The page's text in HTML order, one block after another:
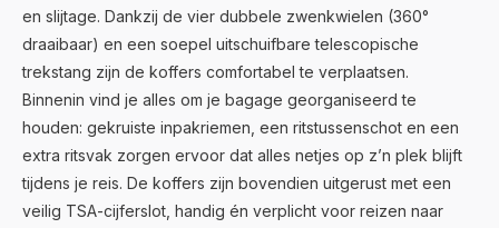
en slijtage. Dankzij de vier dubbele zwenkwielen (360°
draaibaar) en een soepel uitschuifbare telescopische
trekstang zijn de koffers comfortabel te verplaatsen.
Binnenin vind je alles om je bagage georganiseerd te
houden: gekruiste inpakriemen, een ritstussenschot en een
extra ritsvak zorgen ervoor dat alles netjes op z’n plek blijft
tijdens je reis. De koffers zijn bovendien uitgerust met een
veilig TSA-cijferslot, handig én verplicht voor reizen naar